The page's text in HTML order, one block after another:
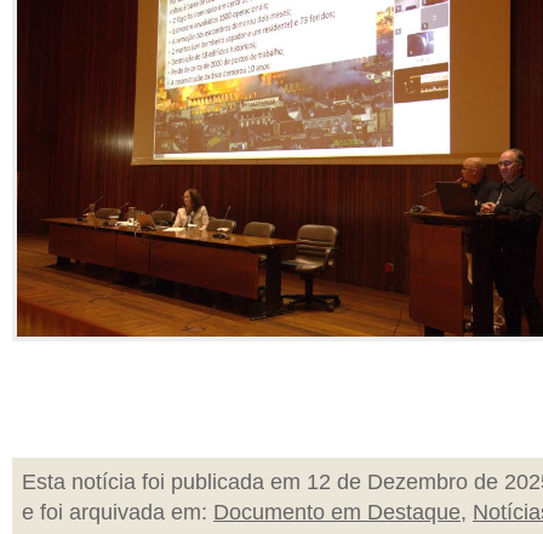
Esta notícia foi publicada em 12 de Dezembro de
e foi arquivada em: Documento em Destaque,